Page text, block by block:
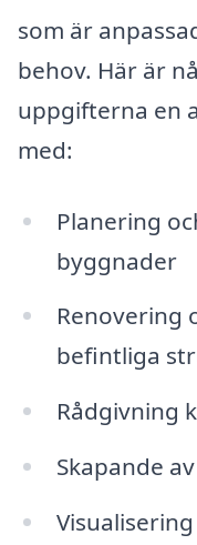
som är
behov. Här är
uppgifterna en
med:
Planering
byggnader
Renovering
befintliga
Rådgivning
Skapande